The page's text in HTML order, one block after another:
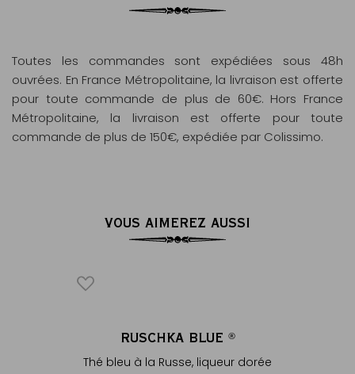
Toutes les commandes sont expédiées sous 48h
ouvrées. En France Métropolitaine, la livraison est offerte
pour toute commande de plus de 60€. Hors France
Métropolitaine, la livraison est offerte pour toute
commande de plus de 150€, expédiée par Colissimo.
VOUS AIMEREZ AUSSI
RUSCHKA BLUE ®
Thé bleu à la Russe, liqueur dorée